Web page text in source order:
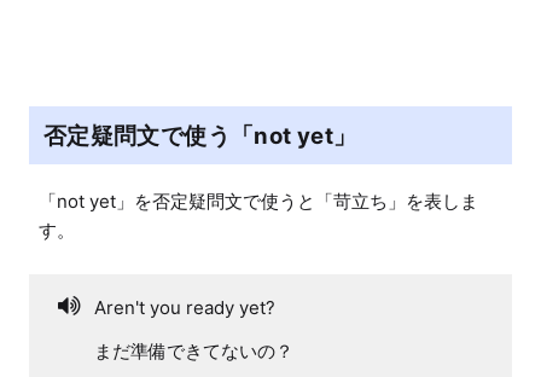
否定疑問文で使う「not yet」
「not yet」を否定疑問文で使うと「苛立ち」を表しま
す。
Aren't you ready yet?
まだ準備できてないの？